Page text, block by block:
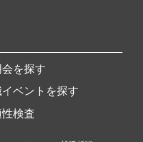
を探す
イベントを探す
検査